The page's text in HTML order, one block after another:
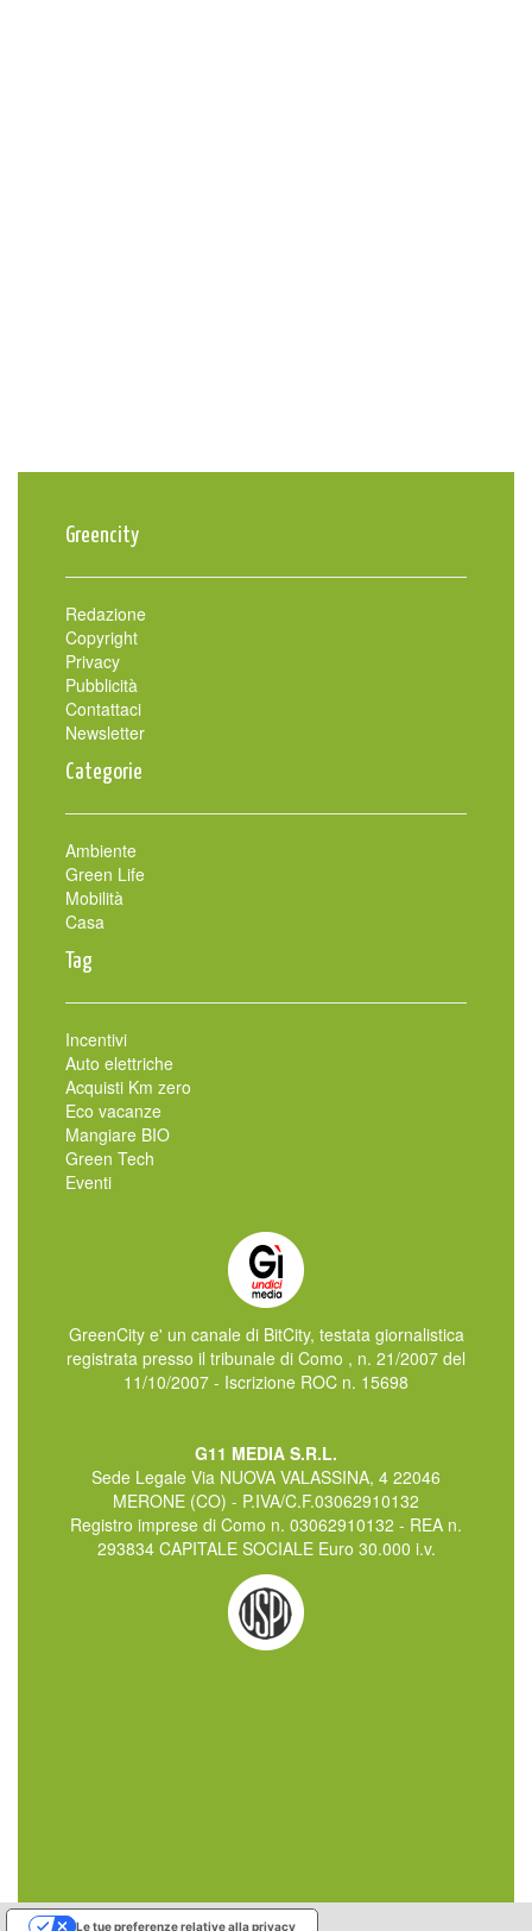
Greencity
Redazione
Copyright
Privacy
Pubblicità
Contattaci
Newsletter
Categorie
Ambiente
Green Life
Mobilità
Casa
Tag
Incentivi
Auto elettriche
Acquisti Km zero
Eco vacanze
Mangiare BIO
Green Tech
Eventi
GreenCity e' un canale di BitCity, testata giornalistica
registrata presso il tribunale di Como , n. 21/2007 del
11/10/2007 - Iscrizione ROC n. 15698
G11 MEDIA S.R.L.
Sede Legale Via NUOVA VALASSINA, 4 22046
MERONE (CO) - P.IVA/C.F.03062910132
Registro imprese di Como n. 03062910132 - REA n.
293834 CAPITALE SOCIALE Euro 30.000 i.v.
Le tue preferenze relative alla privacy